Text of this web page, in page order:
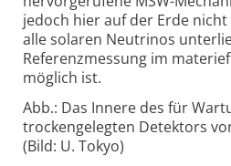
jedoch hier auf der Erde
alle solaren Neutrinos
Referenzmessung im
möglich ist.
Abb.: Das Innere des für
trockengelegten Detektors
(Bild: U. Tokyo)